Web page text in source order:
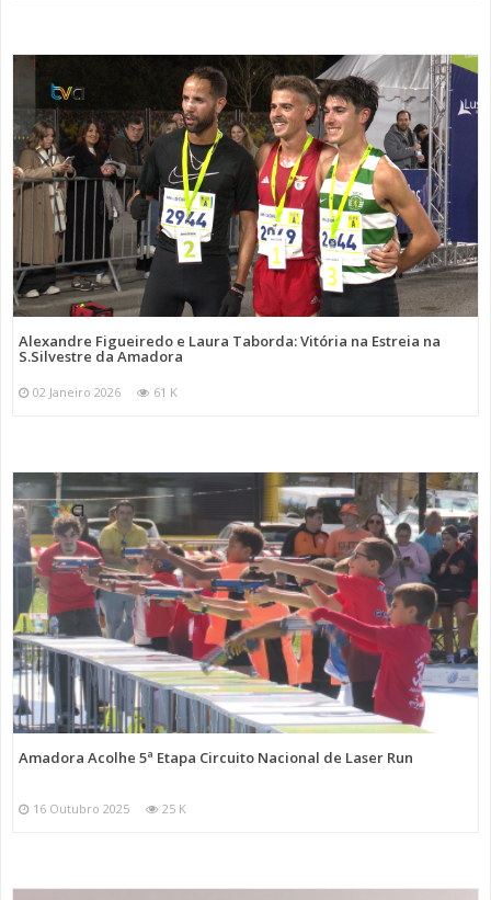
Alexandre Figueiredo e Laura Taborda: Vitória na Estreia na
S.Silvestre da Amadora
02 Janeiro 2026 61 K
Amadora Acolhe 5ª Etapa Circuito Nacional de Laser Run
16 Outubro 2025 25 K